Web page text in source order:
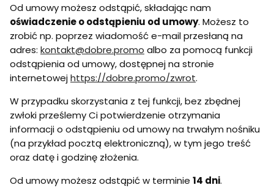
Od umowy możesz odstąpić, składając nam
oświadczenie o odstąpieniu od umowy. Możesz to
zrobić np. poprzez wiadomość e-mail przesłaną na
adres: kontakt@dobre.promo albo za pomocą funkcji
odstąpienia od umowy, dostępnej na stronie
internetowejhttps://dobre.promo/zwrot.
W przypadku skorzystania z tej funkcji, bez zbędnej
zwłoki prześlemy Ci potwierdzenie otrzymania
informacji o odstąpieniu od umowy na trwałym nośniku
(na przykład pocztą elektroniczną), w tym jego treść
oraz datę i godzinę złożenia.
Od umowy możesz odstąpić w terminie 14 dni.